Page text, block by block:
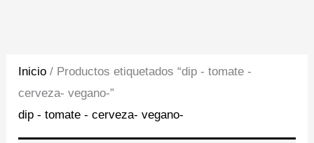
Inicio / Productos etiquetados “dip - tomate -
cerveza- vegano-”
dip - tomate - cerveza- vegano-